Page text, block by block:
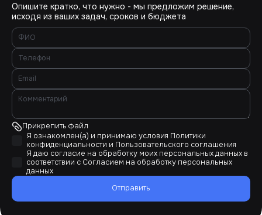
Опишите кратко, что нужно - мы предложим решение,
исходя из ваших задач, сроков и бюджета
Прикрепить файл
Я ознакомлен(а) и принимаю условия Политики
конфиденциальности и Пользовательского соглашения
Я даю согласие на обработку моих персональных данных в
соответствии с Согласием на обработку персональных
данных
Отправить